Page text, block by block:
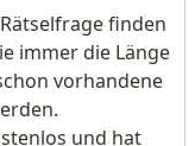
finden
immer die Länge
vorhandene
und hat